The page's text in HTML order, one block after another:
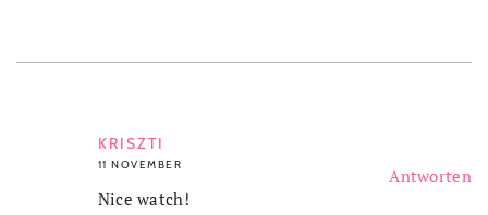
KRISZTI
11 NOVEMBER
Nice watch!
Antworten